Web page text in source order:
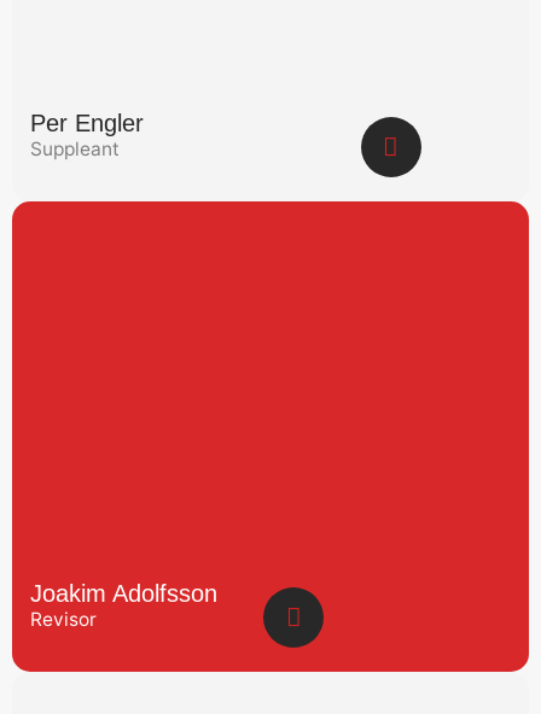
Per Engler
Suppleant
Joakim Adolfsson
Revisor